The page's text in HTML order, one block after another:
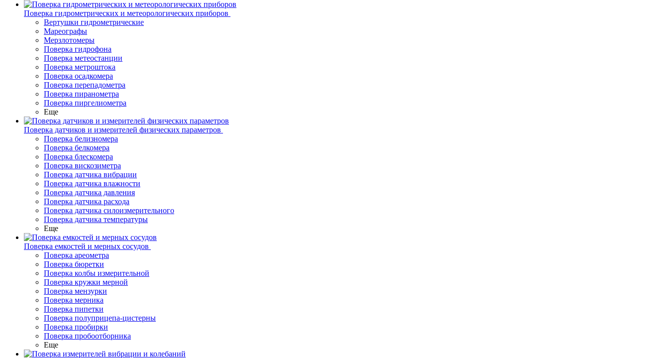
Поверка гидрометрических и метеорологических приборов
Вертушки гидрометрические
Мареографы
Мерзлотомеры
Поверка гидрофона
Поверка метеостанции
Поверка метроштока
Поверка осадкомера
Поверка перепадометра
Поверка пиранометра
Поверка пиргелиометра
Еще
Поверка датчиков и измерителей физических параметров
Поверка белизномера
Поверка белкомера
Поверка блескомера
Поверка вискозиметра
Поверка датчика вибрации
Поверка датчика влажности
Поверка датчика давления
Поверка датчика расхода
Поверка датчика силоизмерительного
Поверка датчика температуры
Еще
Поверка емкостей и мерных сосудов
Поверка ареометра
Поверка бюретки
Поверка колбы измерительной
Поверка кружки мерной
Поверка мензурки
Поверка мерника
Поверка пипетки
Поверка полуприцепа-цистерны
Поверка пробирки
Поверка пробоотборника
Еще